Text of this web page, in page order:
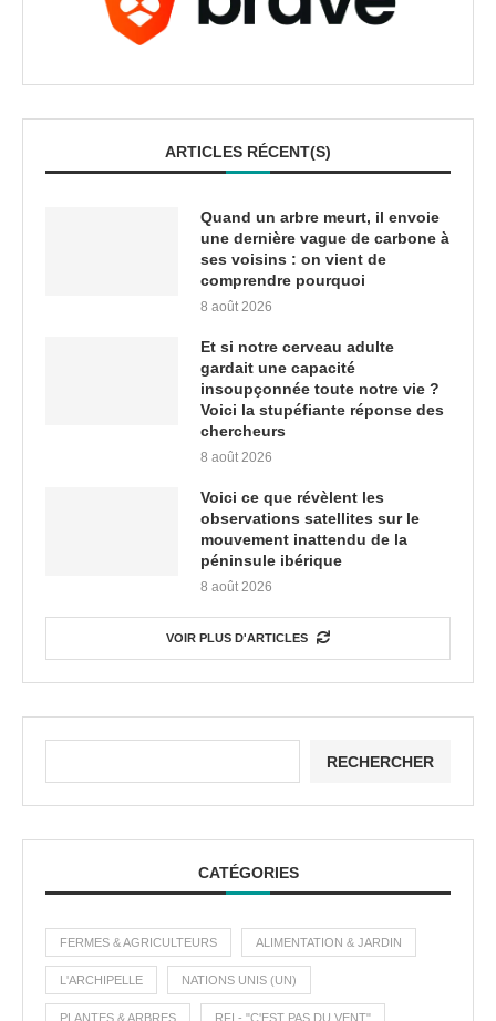
ARTICLES RÉCENT(S)
Quand un arbre meurt, il envoie
une dernière vague de carbone à
ses voisins : on vient de
comprendre pourquoi
8 août 2026
Et si notre cerveau adulte
gardait une capacité
insoupçonnée toute notre vie ?
Voici la stupéfiante réponse des
chercheurs
8 août 2026
Voici ce que révèlent les
observations satellites sur le
mouvement inattendu de la
péninsule ibérique
8 août 2026
VOIR PLUS D'ARTICLES
RECHERCHER
CATÉGORIES
FERMES & AGRICULTEURS ALIMENTATION & JARDIN
L'ARCHIPELLE NATIONS UNIS (UN)
PLANTES & ARBRES RFI - "C'EST PAS DU VENT"